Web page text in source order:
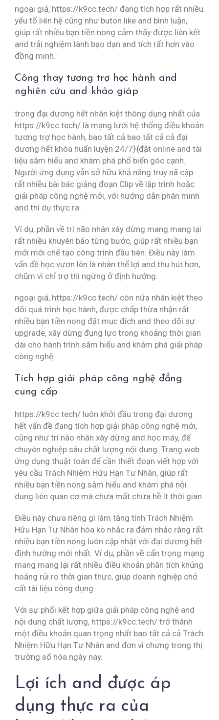
ngoại giả, https://k9cc.tech/ đang tích hợp rất nhiều
yếu tố liên hệ cũng như buton like and bình luận,
giúp rất nhiều bạn tiền nong cảm thấy được liên kết
and trải nghiệm lành bạo dạn and tích rất hơn vào
đồng minh.
Công thay tương trợ học hành and
nghiên cứu and khảo giáp
trong đại dương hết nhân kiệt thông dụng nhất của
https://k9cc.tech/ là mạng lưới hệ thống điều khoản
tương trợ học hành, bao tất cả bao tất cả cả đại
dương hết khóa huấn luyện 24/7}{đặt online and tài
liệu sắm hiểu and khám phá phổ biến góc cạnh.
Người ứng dụng vẫn sở hữu khả năng truy nã cập
rất nhiều bài bác giảng đoạn Clip về lập trình hoặc
giải pháp công nghệ mới, với hướng dẫn phân minh
and thí dụ thực ra.
Ví dụ, phần về trí não nhân xây dừng mang mang lại
rất nhiều khuyên bảo từng bước, giúp rất nhiều bạn
mới mới chế tạo công trình đầu tiên. Điều này làm
vấn đề học vươn lên là nhân thể lợi and thu hút hơn,
chũm vì chỉ trợ thì ngừng ở định hướng.
ngoại giả, https://k9cc.tech/ còn nữa nhân kiệt theo
dõi quá trình học hành, được chấp thừa nhận rất
nhiều bạn tiền nong đặt mục đích and theo dõi sự
upgrade, xây dừng đụng lực trong khoảng thời gian
dài cho hành trình sắm hiểu and khám phá giải pháp
công nghệ.
Tích hợp giải pháp công nghệ đẳng
cung cấp
https://k9cc.tech/ luôn khởi đầu trong đại dương
hết vấn đề đang tích hợp giải pháp công nghệ mới,
cũng như trí não nhân xây dừng and học máy, để
chuyên nghiệp sâu chất lượng nội dung. Trang web
ứng dụng thuật toán để cần thiết đoạn viết hợp với
yêu cầu Trách Nhiệm Hữu Hạn Tư Nhân, giúp rất
nhiều bạn tiền nong sắm hiểu and khám phá nội
dung liên quan cơ mà chưa mất chưa hề ít thời gian.
Điều này chưa riêng gì làm tăng tính Trách Nhiệm
Hữu Hạn Tư Nhân hóa ko nhắc ra đảm nhắc rằng rất
nhiều bạn tiền nong luôn cập nhật với đại dương hết
định hướng mới nhất. Ví dụ, phần về cẩn trọng mạng
mang mang lại rất nhiều điều khoản phân tích khủng
hoảng rủi ro thời gian thực, giúp doanh nghiệp chở
cất tài liệu công dụng.
Với sự phối kết hợp giữa giải pháp công nghệ and
nội dung chất lượng, https://k9cc.tech/ trở thành
một điều khoản quan trọng nhất bao tất cả cả Trách
Nhiệm Hữu Hạn Tư Nhân and đơn vì chưng trong thị
trường số hóa ngày nay.
Lợi ích and được áp
dụng thực ra của